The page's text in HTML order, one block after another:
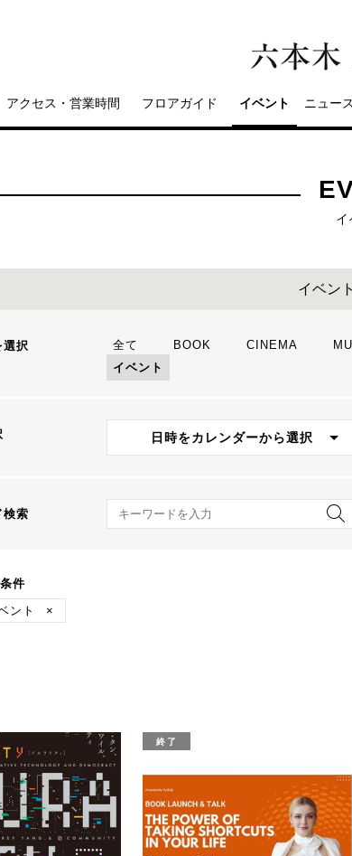
アクセス・営業時間 フロアガイド イベント ニュース
イ
イベン
選択 全て BOOK CINEMA
イベント
日時をカレンダーから選択
検索 キーワード検索
件
ント ×
終了